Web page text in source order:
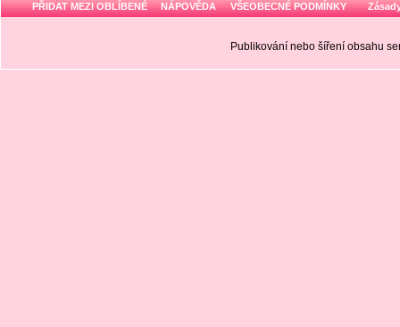
PŘIDAT MEZI OBLÍBENÉ NÁPOVĚDA VŠEOBECNÉ PODMÍNKY
Publikování nebo šíření obsahu